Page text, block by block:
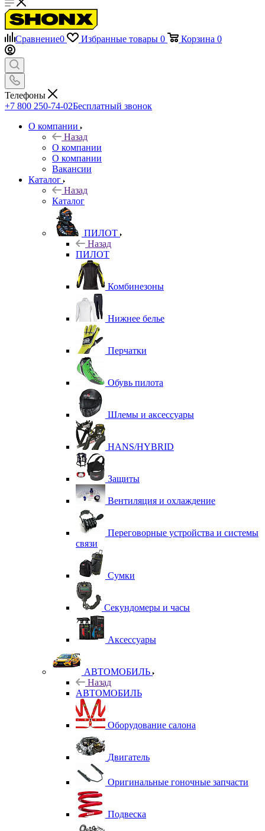
Сравнение0 Избранные товары 0 Корзина 0
Телефоны
+7 800 250-74-02Бесплатный звонок
О компании
Назад
О компании
О компании
Вакансии
Каталог
Назад
Каталог
ПИЛОТ
Назад
ПИЛОТ
Комбинезоны
Нижнее белье
Перчатки
Обувь пилота
Шлемы и аксессуары
HANS/HYBRID
Защиты
Вентиляция и охлаждение
Переговорные устройства и системы
связи
Сумки
Секундомеры и часы
Аксессуары
АВТОМОБИЛЬ
Назад
АВТОМОБИЛЬ
Оборудование салона
Двигатель
Оригинальные гоночные запчасти
Подвеска